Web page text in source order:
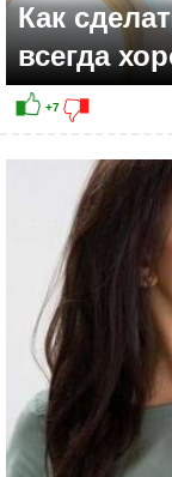
+3
Как
всегда